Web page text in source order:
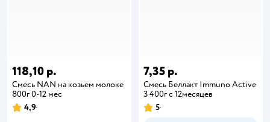
118,10 р.
Смесь NAN на козьем молоке
800г 0-12 мес
4,9
7,35 р.
Смесь Беллакт Immuno Active
3 400г с 12месяцев
5